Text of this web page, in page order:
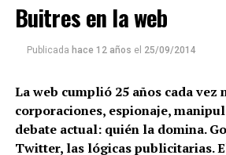
Buitres en la web
Publicada hace 12 años el 25/09/2014
La web cumplió 25 años cada vez
corporaciones, espionaje,
debate actual: quién la domina.
Twitter, las lógicas publicitarias.